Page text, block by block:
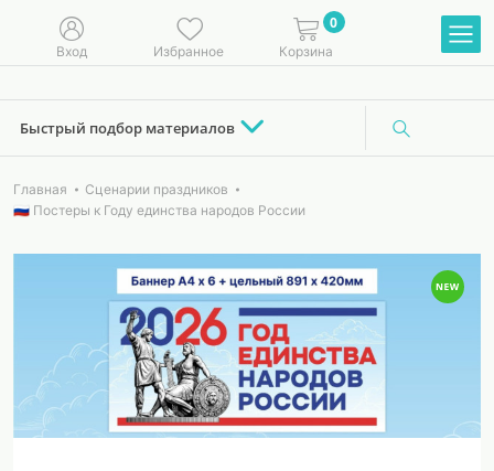
Вход Избранное
0
Корзина
Быстрый подбор материалов
Главная
Сценарии праздников
🇷🇺 Постеры к Году единства народов России